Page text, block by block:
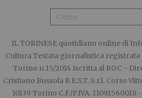
IL TORINESEquotidiano online di
Cultura Testata giornalistica
Torino n.15/2014 Iscritta al ROC -
Cristiano Bussola B.E.S.T. S.r.l. Corso
10139 Torino C.F./P.IVA: 11091560018